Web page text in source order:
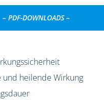
– PDF-DOWNLOADS –
und heilende Wirkung